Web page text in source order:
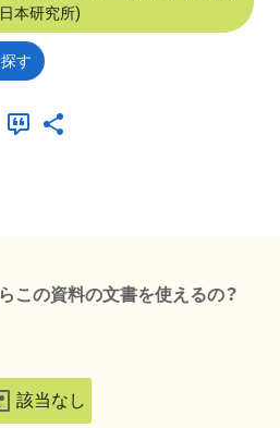
本研究所)
す
この資料の文書を使えるの？
該当なし